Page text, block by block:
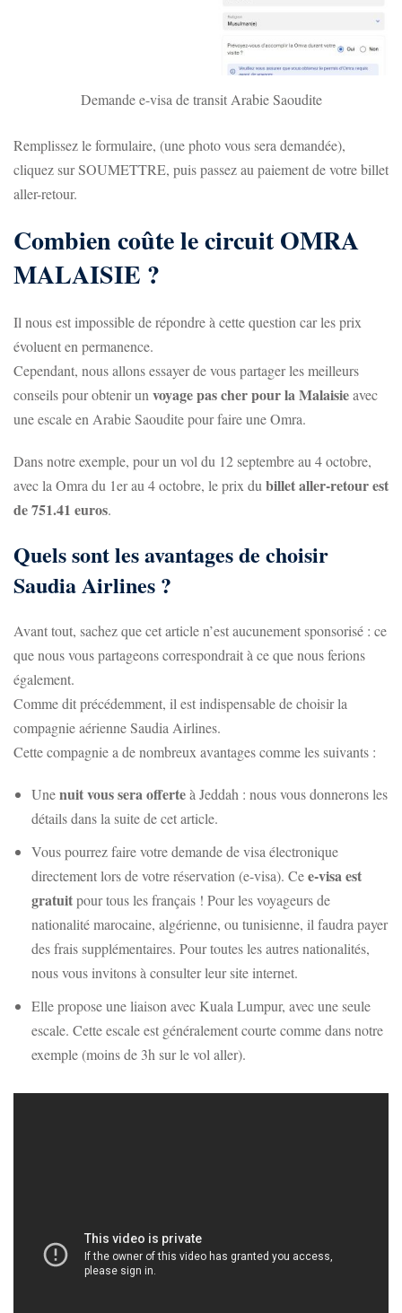
Demande e-visa de transit Arabie Saoudite
Remplissez le formulaire, (une photo vous sera demandée),
cliquez sur SOUMETTRE, puis passez au paiement de votre billet
aller-retour.
Combien coûte le circuit OMRA
MALAISIE ?
Il nous est impossible de répondre à cette question car les prix
évoluent en permanence.
Cependant, nous allons essayer de vous partager les meilleurs
conseils pour obtenir unvoyage pas cher pour la Malaisieavec
une escale en Arabie Saoudite pour faire une Omra.
Dans notre exemple, pour un vol du 12 septembre au 4 octobre,
avec la Omra du 1er au 4 octobre, le prix dubillet aller-retour est
de 751.41 euros.
Quels sont les avantages de choisir
Saudia Airlines ?
Avant tout, sachez que cet article n’est aucunement sponsorisé : ce
que nous vous partageons correspondrait à ce que nous ferions
également.
Comme dit précédemment, il est indispensable de choisir la
compagnie aérienne Saudia Airlines.
Cette compagnie a de nombreux avantages comme les suivants :
Unenuit vous sera offerteà Jeddah : nous vous donnerons les
détails dans la suite de cet article.
Vous pourrez faire votre demande de visa électronique
directement lors de votre réservation (e-visa). Cee-visa est
gratuitpour tous les français ! Pour les voyageurs de
nationalité marocaine, algérienne, ou tunisienne, il faudra payer
des frais supplémentaires. Pour toutes les autres nationalités,
nous vous invitons à consulter leur site internet.
Elle propose une liaison avec Kuala Lumpur, avec une seule
escale. Cette escale est généralement courte comme dans notre
exemple (moins de 3h sur le vol aller).